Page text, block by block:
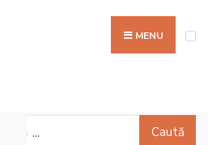
MENU
Caută